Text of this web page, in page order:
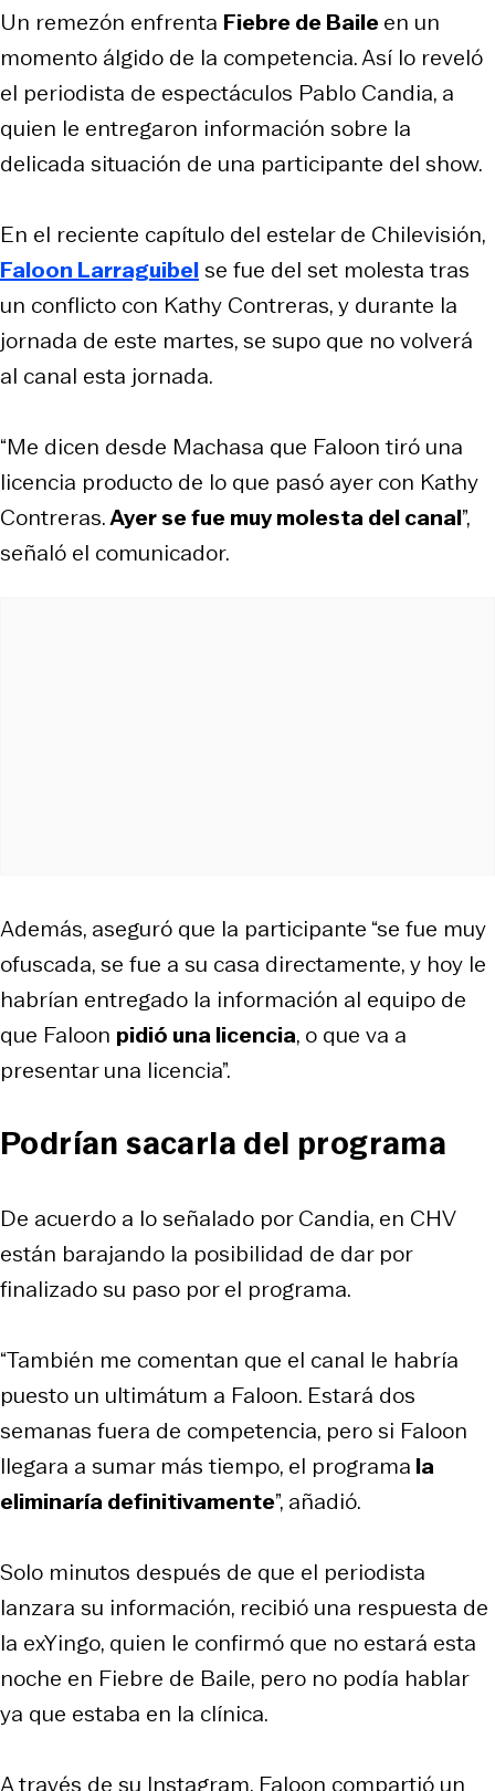
Un remezón enfrenta Fiebre de Baileen un
momento álgido de la competencia. Así lo reveló
el periodista de espectáculos Pablo Candia, a
quien le entregaron información sobre la
delicada situación de una participante del show.
En el reciente capítulo del estelar de Chilevisión,
Faloon Larraguibelse fue del set molesta tras
un conflicto con Kathy Contreras, y durante la
jornada de este martes, se supo que no volverá
al canal esta jornada.
“Me dicen desde Machasa que Faloon tiró una
licencia producto de lo que pasó ayer con Kathy
Contreras.Ayer se fue muy molesta del canal”,
señaló el comunicador.
Además, aseguró que la participante “se fue muy
ofuscada, se fue a su casa directamente, y hoy le
habrían entregado la información al equipo de
que Faloon pidió una licencia, o que va a
presentar una licencia”.
Podrían sacarla del programa
De acuerdo a lo señalado por Candia, en CHV
están barajando la posibilidad de dar por
finalizado su paso por el programa.
“También me comentan que el canal le habría
puesto un ultimátum a Faloon. Estará dos
semanas fuera de competencia, pero si Faloon
llegara a sumar más tiempo, el programa la
eliminaría definitivamente”, añadió.
Solo minutos después de que el periodista
lanzara su información, recibió una respuesta de
la exYingo, quien le confirmó que no estará esta
noche en Fiebre de Baile, pero no podía hablar
ya que estaba en la clínica.
A través de su Instagram, Faloon compartió un